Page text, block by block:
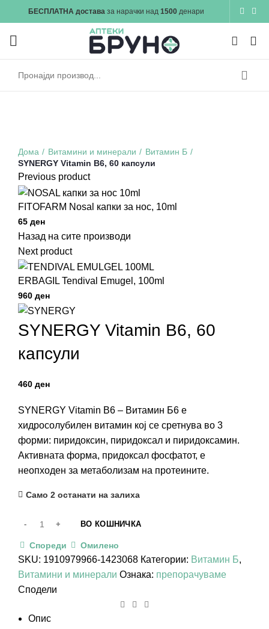
БЕСПЛАТНА достава за нарачки над 1500 денари
Дома Витамини и минерали
Витамин Б
SYNERGY Vitamin B6, 60 капсули
Previous product
FITOFARM Nosal капки за нос, 10ml
Назад на сите производи
Next product
ERBAGIL Tendival Emugel, 100ml
SYNERGY Vitamin B6, 60
капсули
ден
SYNERGY Vitamin B6 – Витамин Б6 е
хидросолубилен витамин кој се сретнува во 3
форми: пиридоксин, пиридоксал и пиридоксамин.
Активната форма, придоксал фосфатот, е
неопходен за метаболизам на протеините.
Само 2 останати на залиха
ВО КОШНИЧКА
Спореди Омилено
SKU: 1910979966-1423068 Категории: Витамин Б,
Витамини и минерали Ознака: препорачуваме
Сподели
Опис